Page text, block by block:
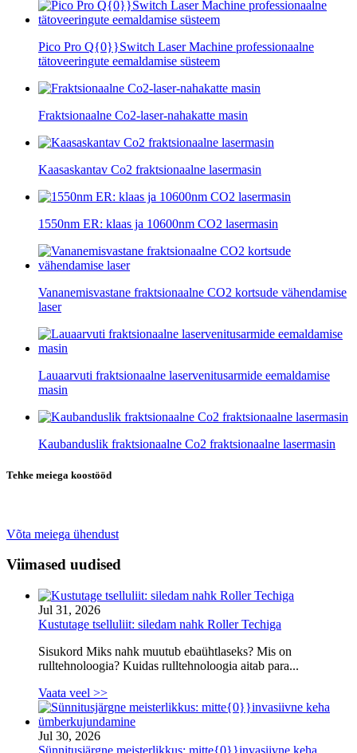
Pico Pro Q{0}}Switch Laser Machine professionaalne
tätoveeringute eemaldamise süsteem
Fraktsionaalne Co2-laser-nahakatte masin
Kaasaskantav Co2 fraktsionaalne lasermasin
1550nm ER: klaas ja 10600nm CO2 lasermasin
Vananemisvastane fraktsionaalne CO2 kortsude vähendamise
laser
Lauaarvuti fraktsionaalne laservenitusarmide eemaldamise
masin
Kaubanduslik fraktsionaalne Co2 fraktsionaalne lasermasin
Tehke meiega koostööd
Võta meiega ühendust
Viimased uudised
Jul 31, 2026
Kustutage tselluliit: siledam nahk Roller Techiga
Sisukord Miks nahk muutub ebaühtlaseks? Mis on
rulltehnoloogia? Kuidas rulltehnoloogia aitab para...
Vaata veel >>
Jul 30, 2026
Sünnitusjärgne meisterlikkus: mitte{0}}invasiivne keha